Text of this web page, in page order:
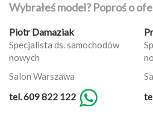
Wybrałeś model? Poproś o
Piotr Damaziak
Specjalista ds. samochodów
nowych
Salon Warszawa
tel. 609 822 122